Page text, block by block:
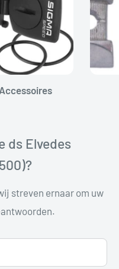
Accessoires
ds Elvedes
streven ernaar om uw